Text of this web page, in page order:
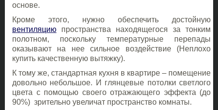
основе.
Кроме этого, нужно обеспечить достойную
вентиляцию пространства находящегося за тонким
полотном, поскольку температурные перепады
оказывают на нее сильное воздействие (Неплохо
купить качественную вытяжку).
К тому же, стандартная кухня в квартире – помещение
довольно небольшое. И глянцевые потолки светлого
цвета с помощью своего отражающего эффекта (до
90%) зрительно увеличат пространство комнаты.